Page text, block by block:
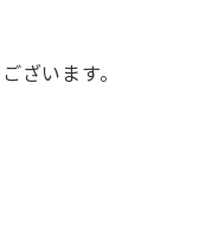
ざいます。